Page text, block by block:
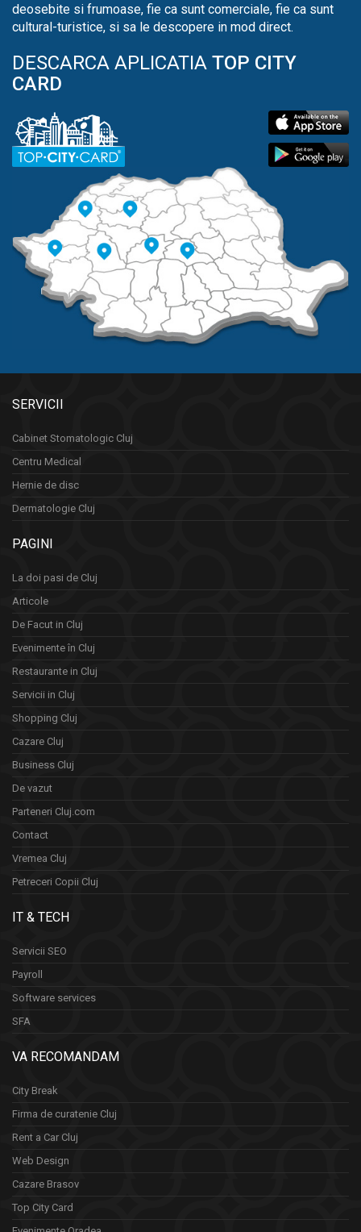
deosebite si frumoase, fie ca sunt comerciale, fie ca sunt
cultural-turistice, si sa le descopere in mod direct.
DESCARCA APLICATIA TOP CITY
CARD
SERVICII
Cabinet Stomatologic Cluj
Centru Medical
Hernie de disc
Dermatologie Cluj
PAGINI
La doi pasi de Cluj
Articole
De Facut in Cluj
Evenimente în Cluj
Restaurante in Cluj
Servicii in Cluj
Shopping Cluj
Cazare Cluj
Business Cluj
De vazut
Parteneri Cluj.com
Contact
Vremea Cluj
Petreceri Copii Cluj
IT & TECH
Servicii SEO
Payroll
Software services
SFA
VA RECOMANDAM
City Break
Firma de curatenie Cluj
Rent a Car Cluj
Web Design
Cazare Brasov
Top City Card